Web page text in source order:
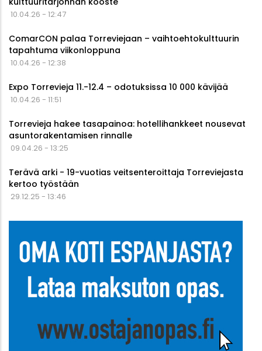
10.04.26 - 12:47
ComarCON palaa Torreviejaan – vaihtoehtokulttuurin
tapahtuma viikonloppuna
10.04.26 - 12:38
Expo Torrevieja 11.-12.4 – odotuksissa 10 000 kävijää
10.04.26 - 11:51
Torrevieja hakee tasapainoa: hotellihankkeet nousevat
asuntorakentamisen rinnalle
09.04.26 - 13:25
Terävä arki - 19-vuotias veitsenteroittaja Torreviejasta
kertoo työstään
29.12.25 - 13:46